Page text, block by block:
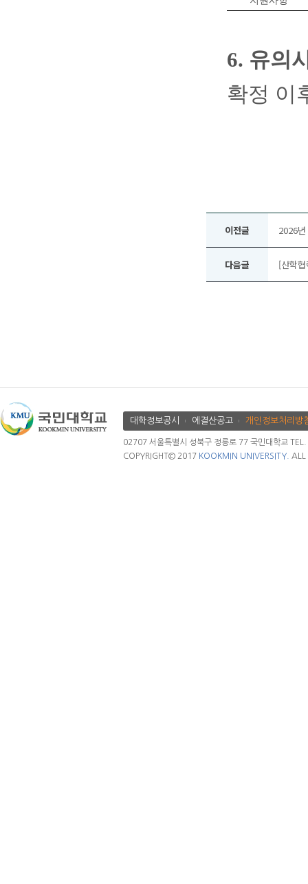
6. 유의
확정 이
이전글 2026
다음글 [산학
대학정보공시 에결산공고 개인정보처리방
02707 서울특별시 성북구 정릉로 77 국민대학교
COPYRIGHT© 2017 KOOKMIN UNIVERSITY. ALL